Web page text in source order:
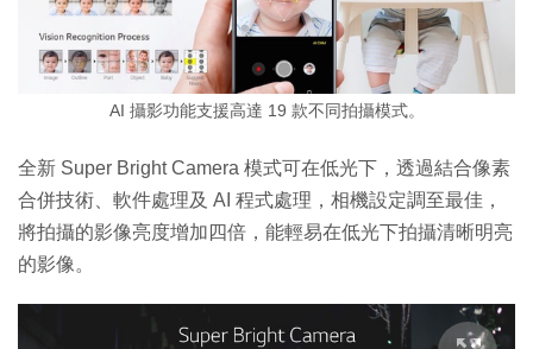
AI 攝影功能支援高達 19 款不同拍攝模式。
全新 Super Bright Camera 模式可在低光下，透過結合像素
合併技術、軟件處理及 AI 程式處理，相機設定調至最佳，
將拍攝的影像亮度增加四倍，能輕易在低光下拍攝清晰明亮
的影像。